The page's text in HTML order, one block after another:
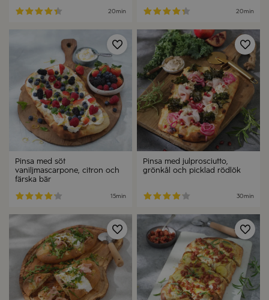
20min 20min
Spara
Pinsa med söt
vaniljmascarpone, citron och
färska bär
15min
Pinsa med julprosciutto,
grönkål och picklad rödlök
30min
Spara